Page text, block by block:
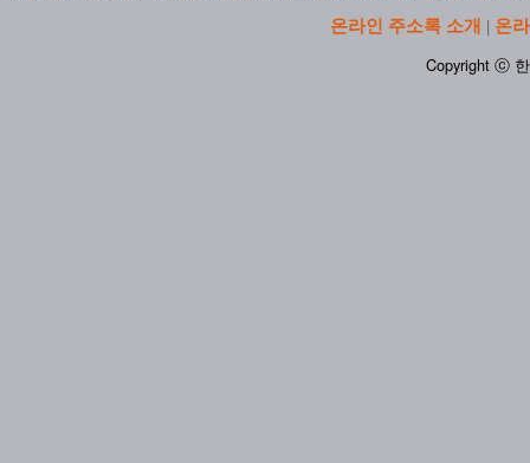
온라인 주소록 소개 | 온
Copyright ⓒ